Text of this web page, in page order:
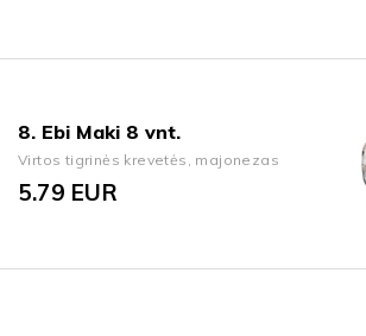
8. Ebi Maki 8 vnt.
Virtos tigrinės krevetės, majonezas
5.79 EUR